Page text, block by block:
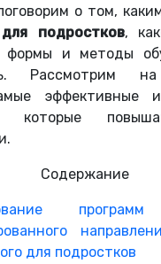
о том,
подростков,
формы и методы
Рассмотрим
эффективные
которые
Содержание
для подростков